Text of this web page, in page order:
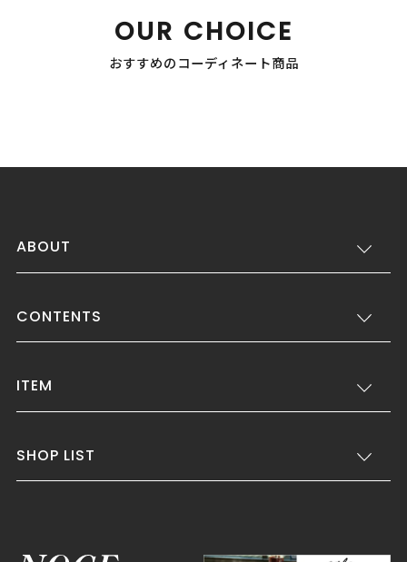
OUR CHOICE
おすすめのコーディネート商品
ABOUT
CONTENTS
ITEM
SHOP LIST